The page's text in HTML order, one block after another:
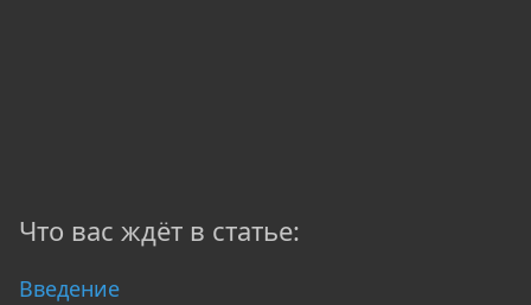
Что вас ждёт в статье:
Введение